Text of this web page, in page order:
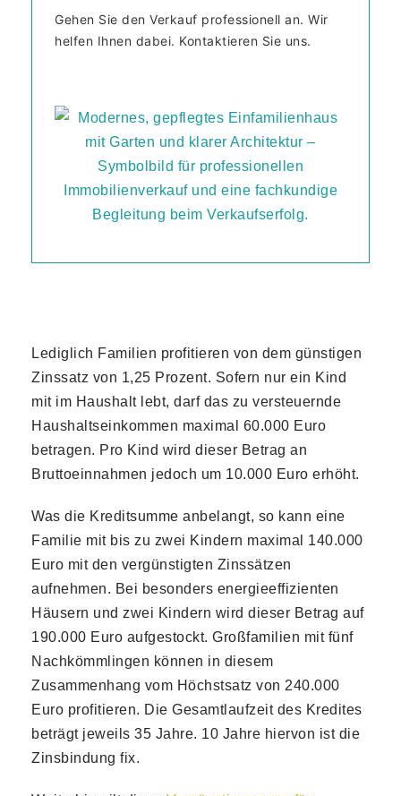
Gehen Sie den Verkauf professionell an. Wir
helfen Ihnen dabei. Kontaktieren Sie uns.
Lediglich Familien profitieren von dem günstigen
Zinssatz von 1,25 Prozent. Sofern nur ein Kind
mit im Haushalt lebt, darf das zu versteuernde
Haushaltseinkommen maximal 60.000 Euro
betragen. Pro Kind wird dieser Betrag an
Bruttoeinnahmen jedoch um 10.000 Euro erhöht.
Was die Kreditsumme anbelangt, so kann eine
Familie mit bis zu zwei Kindern maximal 140.000
Euro mit den vergünstigten Zinssätzen
aufnehmen. Bei besonders energieeffizienten
Häusern und zwei Kindern wird dieser Betrag auf
190.000 Euro aufgestockt. Großfamilien mit fünf
Nachkömmlingen können in diesem
Zusammenhang vom Höchstsatz von 240.000
Euro profitieren. Die Gesamtlaufzeit des Kredites
beträgt jeweils 35 Jahre. 10 Jahre hiervon ist die
Zinsbindung fix.